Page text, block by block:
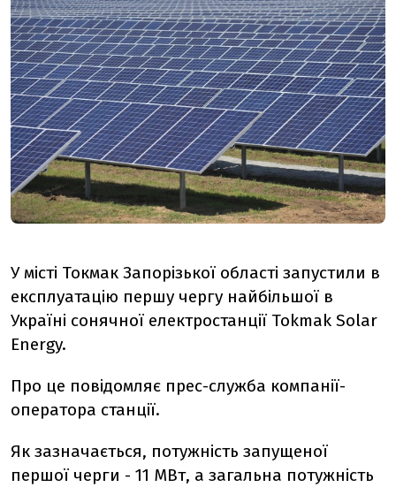
У місті Токмак Запорізької області запустили в
експлуатацію першу чергу найбільшої в
Україні сонячної електростанції Тоkmak Solar
Energy.
Про це повідомляє прес-служба компанії-
оператора станції.
Як зазначається, потужність запущеної
першої черги - 11 МВт, а загальна потужність